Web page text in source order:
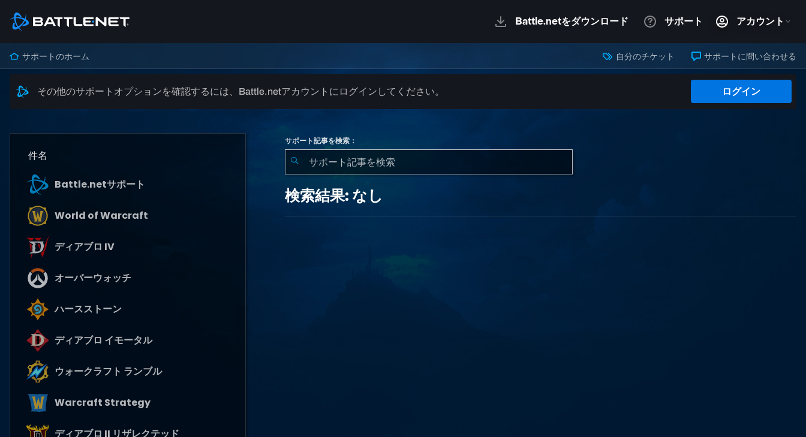
サポートのホーム 自分のチケット サポートに問い合わせる
その他のサポートオプションを確認するには、Battle.netアカウントにログインしてください。 ログイン
件名
Battle.netサポート
World of Warcraft
ディアブロ IV
オーバーウォッチ
ハースストーン
ディアブロ イモータル
ウォークラフト ランブル
Warcraft Strategy
ディアブロ II リザレクテッド
サポート記事を検索：
結
果:
検索結果: なし